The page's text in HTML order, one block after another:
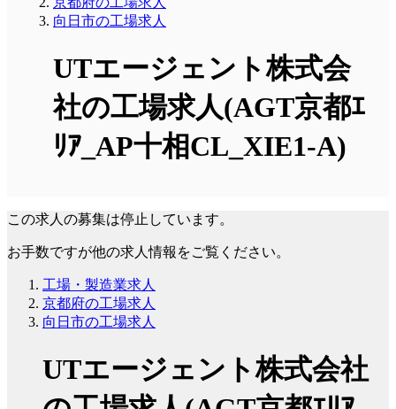
向日市の工場求人
UTエージェント株式会
社の工場求人(AGT京都ｴ
ﾘｱ_AP十相CL_XIE1-A)
この求人の募集は停止しています。
お手数ですが他の求人情報をご覧ください。
工場・製造業求人
京都府の工場求人
向日市の工場求人
UTエージェント株式会社